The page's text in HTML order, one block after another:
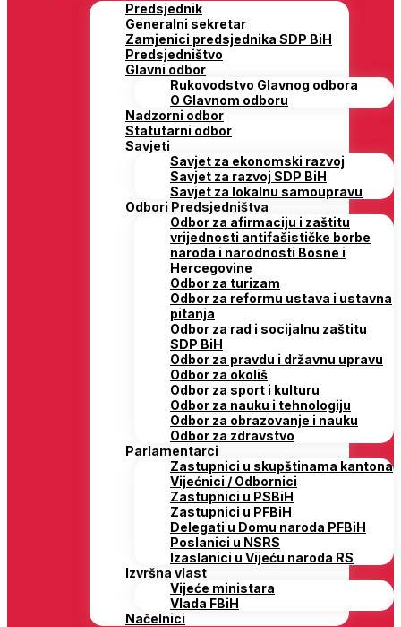
Predsjednik
Generalni sekretar
Zamjenici predsjednika SDP BiH
Predsjedništvo
Glavni odbor
Rukovodstvo Glavnog odbora
O Glavnom odboru
Nadzorni odbor
Statutarni odbor
Savjeti
Savjet za ekonomski razvoj
Savjet za razvoj SDP BiH
Savjet za lokalnu samoupravu
Odbori Predsjedništva
Odbor za afirmaciju i zaštitu
vrijednosti antifašističke borbe
naroda i narodnosti Bosne i
Hercegovine
Odbor za turizam
Odbor za reformu ustava i ustavna
pitanja
Odbor za rad i socijalnu zaštitu
SDP BiH
Odbor za pravdu i državnu upravu
Odbor za okoliš
Odbor za sport i kulturu
Odbor za nauku i tehnologiju
Odbor za obrazovanje i nauku
Odbor za zdravstvo
Parlamentarci
Zastupnici u skupštinama kantona
Vijećnici / Odbornici
Zastupnici u PSBiH
Zastupnici u PFBiH
Delegati u Domu naroda PFBiH
Poslanici u NSRS
Izaslanici u Vijeću naroda RS
Izvršna vlast
Vijeće ministara
Vlada FBiH
Načelnici